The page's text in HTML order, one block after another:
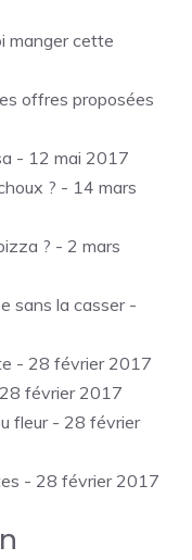
manger cette
offres proposées
- 12 mai 2017
? - 14 mars
? - 2 mars
sans la casser-
- 28 février 2017
février 2017
fleur- 28 février
- 28 février 2017